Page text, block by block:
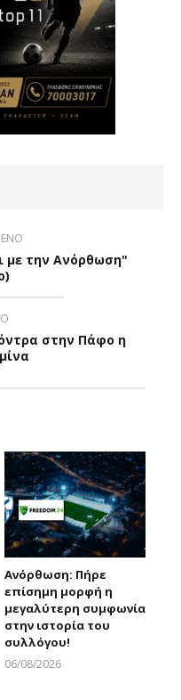
με την Ανόρθωση"
στην Πάφο η
Ανόρθωση: Πήρε
επίσημη μορφή η
μεγαλύτερη συμφωνία
στην ιστορία του
συλλόγου!
06/08/2026